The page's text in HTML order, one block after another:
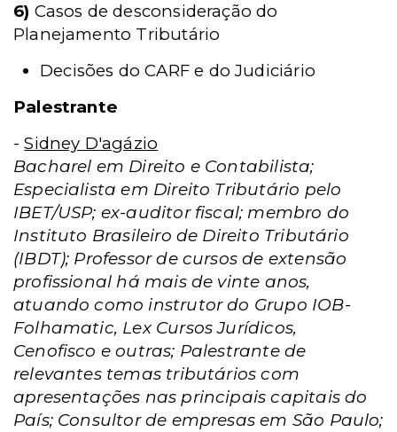
6) Casos de desconsideração do
Planejamento Tributário
Decisões do CARF e do Judiciário
Palestrante
-Sidney D'agázio
Bacharel em Direito e Contabilista;
Especialista em Direito Tributário pelo
IBET/USP; ex-auditor fiscal; membro do
Instituto Brasileiro de Direito Tributário
(IBDT); Professor de cursos de extensão
profissional há mais de vinte anos,
atuando como instrutor do Grupo IOB-
Folhamatic, Lex Cursos Jurídicos,
Cenofisco e outras; Palestrante de
relevantes temas tributários com
apresentações nas principais capitais do
País; Consultor de empresas em São Paulo;